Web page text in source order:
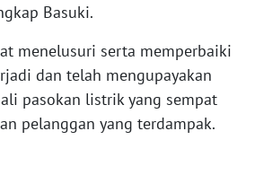
Basuki.
menelusuri serta memperbaiki
dan telah mengupayakan
pasokan listrik yang sempat
pelanggan yang terdampak.